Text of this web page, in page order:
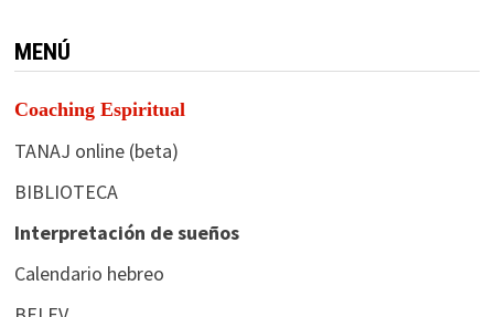
MENÚ
Coaching Espiritual
TANAJ online (beta)
BIBLIOTECA
Interpretación de sueños
Calendario hebreo